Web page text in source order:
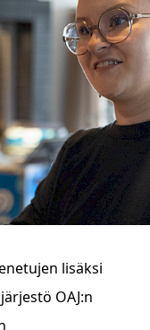
lisäksi
OAJ:n